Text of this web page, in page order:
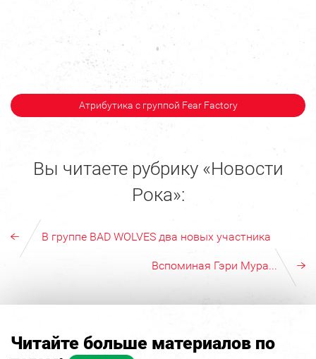
Атрибутика с группой Fear Factory
Вы читаете рубрику «Новости
Рока»:
В группе BAD WOLVES два новых участника
Вспоминая Гэри Мура...
Читайте больше материалов по